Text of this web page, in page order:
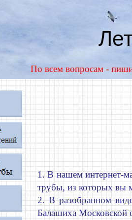
По всем вопросам -
1. В нашем интернет-
трубы, из которых вы
2. В разобранном
Балашиха Московской